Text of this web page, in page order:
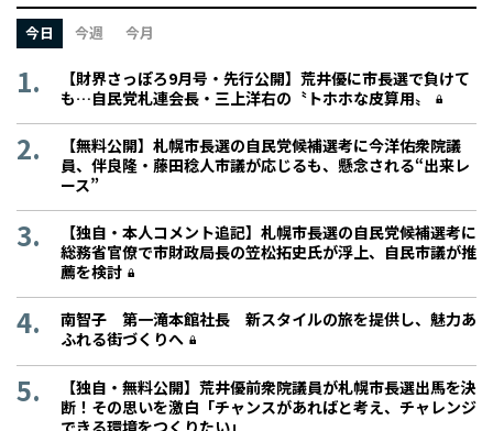
今日 今週 今月
【財界さっぽろ9月号・先行公開】荒井優に市長選で負けて
も…自民党札連会長・三上洋右の〝トホホな皮算用〟
【無料公開】札幌市長選の自民党候補選考に今洋佑衆院議
員、伴良隆・藤田稔人市議が応じるも、懸念される“出来レ
ース”
【独自・本人コメント追記】札幌市長選の自民党候補選考に
総務省官僚で市財政局長の笠松拓史氏が浮上、自民市議が推
薦を検討
南智子 第一滝本館社長 新スタイルの旅を提供し、魅力あ
ふれる街づくりへ
【独自・無料公開】荒井優前衆院議員が札幌市長選出馬を決
断！その思いを激白「チャンスがあればと考え、チャレンジ
できる環境をつくりたい」